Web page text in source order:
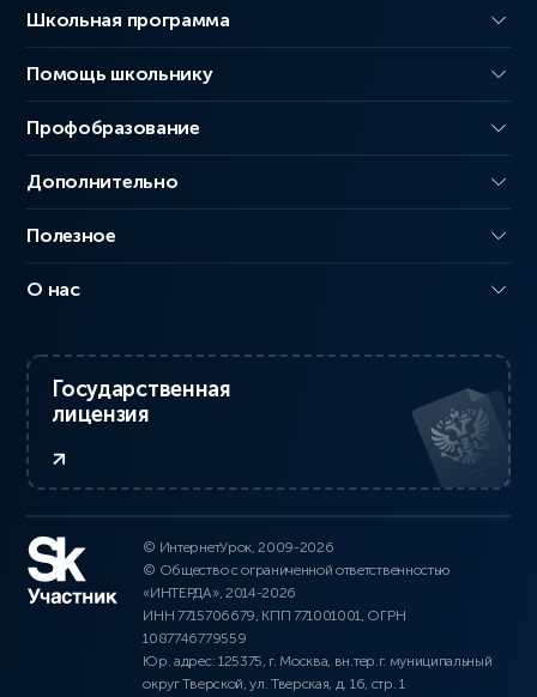
Школьная программа
Помощь школьнику
Профобразование
Дополнительно
Полезное
О нас
Государственная
лицензия
© ИнтернетУрок, 2009-2026
© Общество с ограниченной ответственностью
«ИНТЕРДА», 2014-2026
ИНН 7715706679, КПП 771001001, ОГРН
1087746779559
Юр. адрес: 125375, г. Москва, вн.тер.г. муниципальный
округ Тверской, ул. Тверская, д. 16, стр. 1